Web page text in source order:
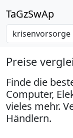
TaGzSwAp
Preise
Finde die
Computer,
vieles mehr.
Händlern.